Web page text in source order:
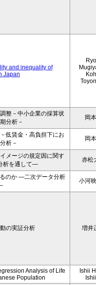
and inequality of
Japan
整－中小企業の採算状
分析－
岡
低賃金・高負担下にお
析－
岡
メージの規定因に関す
析を通して―
赤松
のか —二次データ分析
小河
の実証分析 増井
Analysis of Life
Population
Ishii